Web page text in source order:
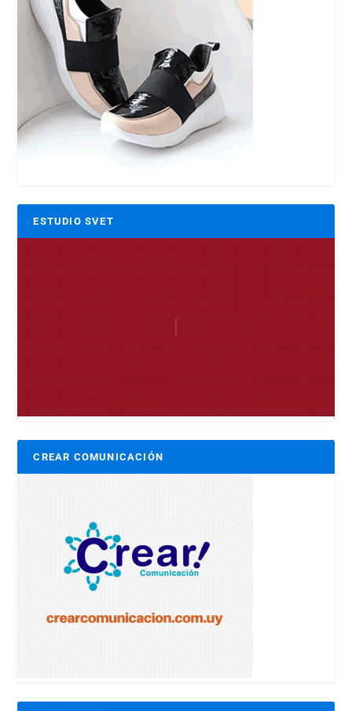
ESTUDIO SVET
CREAR COMUNICACIÓN